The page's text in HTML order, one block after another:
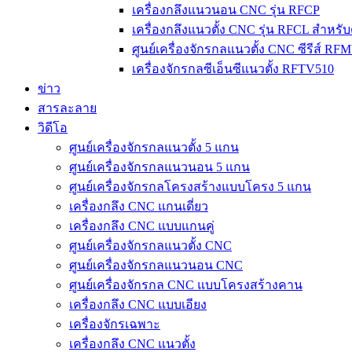
เครื่องกลึงแนวนอน CNC รุ่น RFCP
เครื่องกลึงแนวตั้ง CNC รุ่น RFCL สำหรั
ศูนย์เครื่องจักรกลแนวตั้ง CNC ซีรีส์
เครื่องจักรกลซีเอ็นซีแนวตั้ง RFTV510
ข่าว
สารละลาย
วิดีโอ
ศูนย์เครื่องจักรกลแนวตั้ง 5 แกน
ศูนย์เครื่องจักรกลแนวนอน 5 แกน
ศูนย์เครื่องจักรกลโครงสร้างแบบโครง 5 แกน
เครื่องกลึง CNC แกนเดี่ยว
เครื่องกลึง CNC แบบแกนคู่
ศูนย์เครื่องจักรกลแนวตั้ง CNC
ศูนย์เครื่องจักรกลแนวนอน CNC
ศูนย์เครื่องจักรกล CNC แบบโครงสร้างคาน
เครื่องกลึง CNC แบบเอียง
เครื่องจักรเฉพาะ
เครื่องกลึง CNC แนวตั้ง